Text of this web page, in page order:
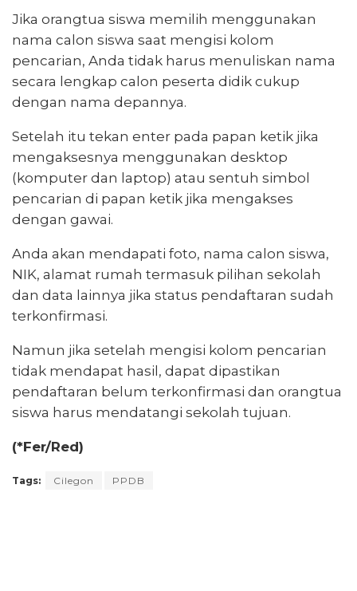
Jika orangtua siswa memilih menggunakan
nama calon siswa saat mengisi kolom
pencarian, Anda tidak harus menuliskan nama
secara lengkap calon peserta didik cukup
dengan nama depannya.
Setelah itu tekan enter pada papan ketik jika
mengaksesnya menggunakan desktop
(komputer dan laptop) atau sentuh simbol
pencarian di papan ketik jika mengakses
dengan gawai.
Anda akan mendapati foto, nama calon siswa,
NIK, alamat rumah termasuk pilihan sekolah
dan data lainnya jika status pendaftaran sudah
terkonfirmasi.
Namun jika setelah mengisi kolom pencarian
tidak mendapat hasil, dapat dipastikan
pendaftaran belum terkonfirmasi dan orangtua
siswa harus mendatangi sekolah tujuan.
(*Fer/Red)
Tags: Cilegon PPDB